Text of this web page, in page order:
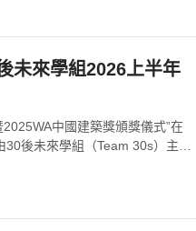
未來學組2026上半年
中國建築獎頒獎儀式”在
後未來學組（Team 30s）主